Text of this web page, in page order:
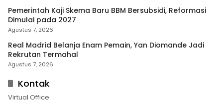
Pemerintah Kaji Skema Baru BBM Bersubsidi, Reformasi
Dimulai pada 2027
Agustus 7, 2026
Real Madrid Belanja Enam Pemain, Yan Diomande Jadi
Rekrutan Termahal
Agustus 7, 2026
Kontak
Virtual Office